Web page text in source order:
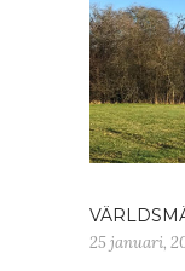
25 januari,